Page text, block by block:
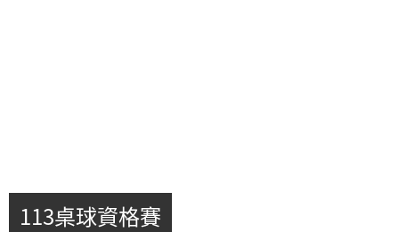
113桌球資格賽